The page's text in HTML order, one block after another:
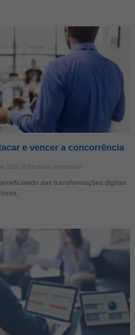
e vencer a concorrência
2020 Nenhum comentário
das transformações digitais